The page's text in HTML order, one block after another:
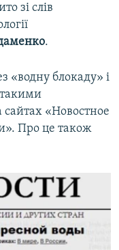
зі слів
.
«водну блокаду» і
такими
«Новостное
Про це також